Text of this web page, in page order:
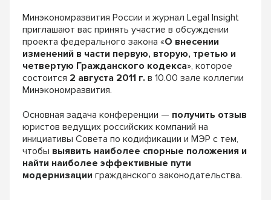
Минэкономразвития России и журнал Legal Insight
приглашают вас принять участие в обсуждении
проекта федерального закона «О внесении
изменений в части первую, вторую, третью и
четвертую Гражданского кодекса», которое
состоится 2 августа 2011 г. в 10.00 зале коллегии
Минэкономразвития.
Основная задача конференции — получить отзыв
юристов ведущих российских компаний на
инициативы Совета по кодификации и МЭР с тем,
чтобы выявить наиболее спорные положения и
найти наиболее эффективные пути
модернизации гражданского законодательства.